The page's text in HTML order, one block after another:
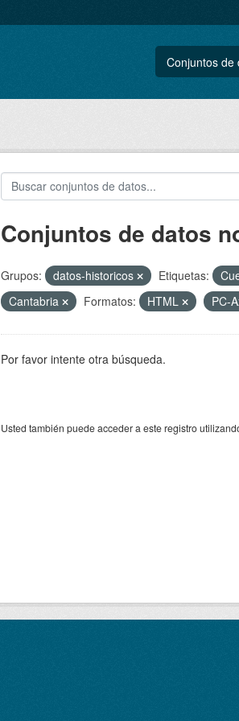
Conjuntos de
Conjuntos de datos
Grupos: datos-historicos Etiquetas:
Cantabria
Formatos: HTML PC-
Por favor intente otra búsqueda.
Usted también puede acceder a este registro